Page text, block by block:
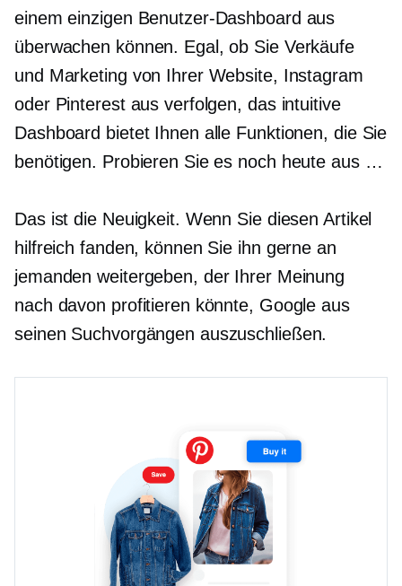
einem einzigen Benutzer-Dashboard aus
überwachen können. Egal, ob Sie Verkäufe
und Marketing von Ihrer Website, Instagram
oder Pinterest aus verfolgen, das intuitive
Dashboard bietet Ihnen alle Funktionen, die Sie
benötigen. Probieren Sie es noch heute aus …
Das ist die Neuigkeit. Wenn Sie diesen Artikel
hilfreich fanden, können Sie ihn gerne an
jemanden weitergeben, der Ihrer Meinung
nach davon profitieren könnte, Google aus
seinen Suchvorgängen auszuschließen.